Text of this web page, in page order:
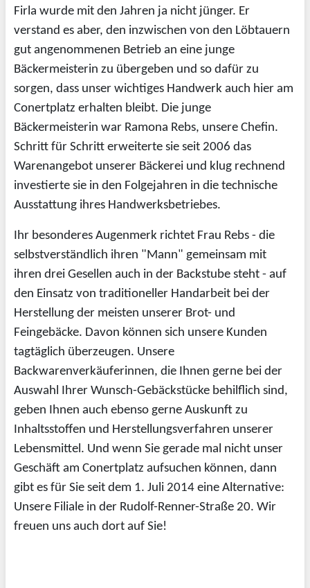
Firla wurde mit den Jahren ja nicht jünger. Er
verstand es aber, den inzwischen von den Löbtauern
gut angenommenen Betrieb an eine junge
Bäckermeisterin zu übergeben und so dafür zu
sorgen, dass unser wichtiges Handwerk auch hier am
Conertplatz erhalten bleibt. Die junge
Bäckermeisterin war Ramona Rebs, unsere Chefin.
Schritt für Schritt erweiterte sie seit 2006 das
Warenangebot unserer Bäckerei und klug rechnend
investierte sie in den Folgejahren in die technische
Ausstattung ihres Handwerksbetriebes.
Ihr besonderes Augenmerk richtet Frau Rebs - die
selbstverständlich ihren "Mann" gemeinsam mit
ihren drei Gesellen auch in der Backstube steht - auf
den Einsatz von traditioneller Handarbeit bei der
Herstellung der meisten unserer Brot- und
Feingebäcke. Davon können sich unsere Kunden
tagtäglich überzeugen. Unsere
Backwarenverkäuferinnen, die Ihnen gerne bei der
Auswahl Ihrer Wunsch-Gebäckstücke behilflich sind,
geben Ihnen auch ebenso gerne Auskunft zu
Inhaltsstoffen und Herstellungsverfahren unserer
Lebensmittel. Und wenn Sie gerade mal nicht unser
Geschäft am Conertplatz aufsuchen können, dann
gibt es für Sie seit dem 1. Juli 2014 eine Alternative:
Unsere Filiale in der Rudolf-Renner-Straße 20. Wir
freuen uns auch dort auf Sie!